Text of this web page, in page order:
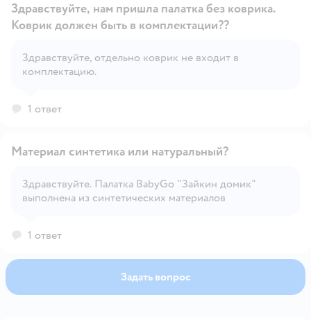
Открыть вопрос
Здравствуйте, нам пришла палатка без коврика.
Коврик должен быть в комплектации??
Здравствуйте, отдельно коврик не входит в
комплектацию.
1 ответ
Открыть вопрос
Материал синтетика или натуральный?
Здравствуйте. Палатка BabyGo "Зайкин домик"
выполнена из синтетических материалов
1 ответ
Задать вопрос